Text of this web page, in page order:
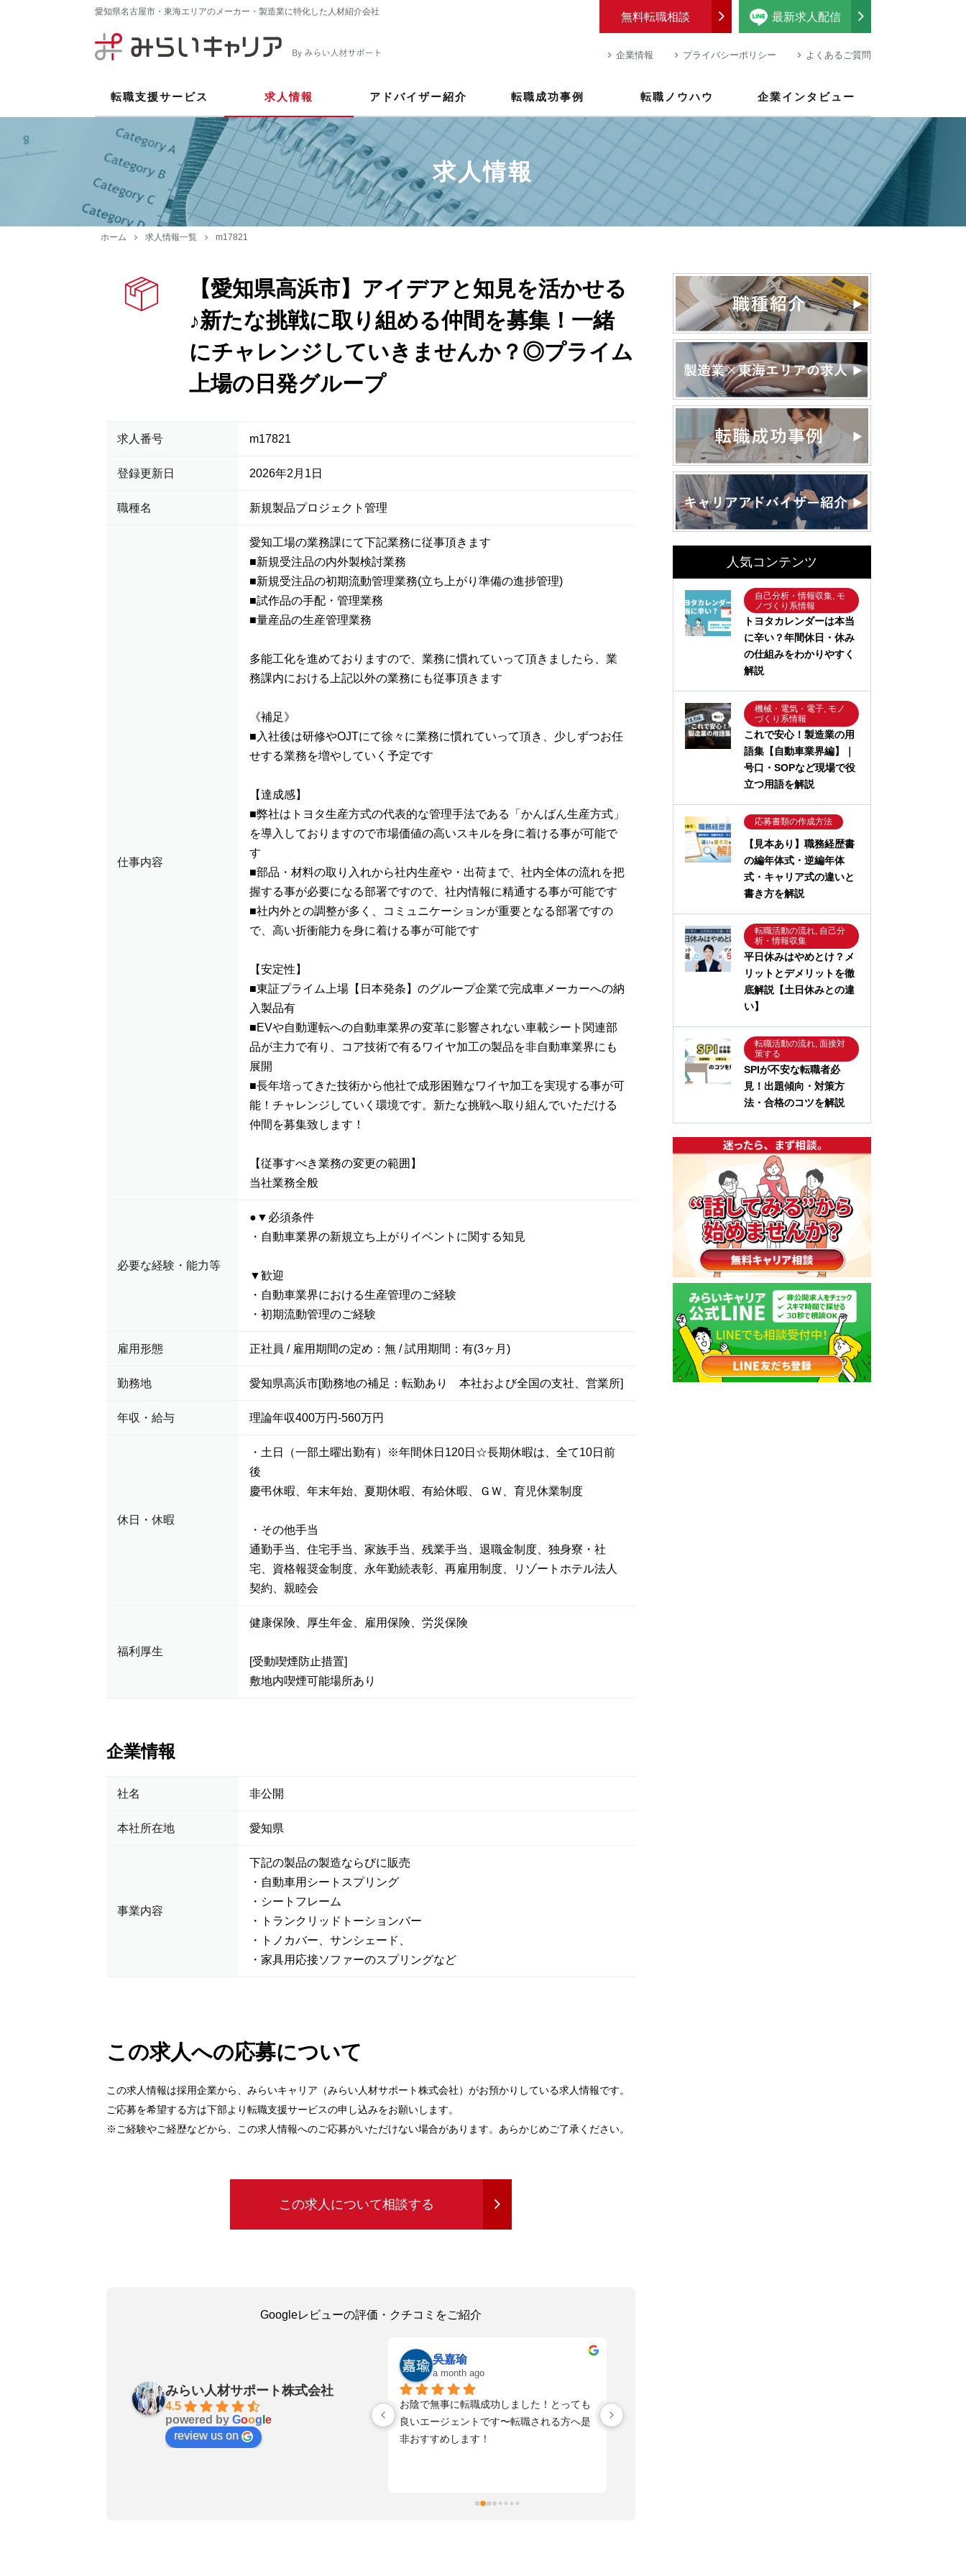
愛知県名古屋市・東海エリアのメーカー・製造業に特化した人材紹介会社 最新求人配信
無料転職相談
企業情報 プライバシーポリシー よくあるご質問
転職支援サービス 求人情報 アドバイザー紹介 転職成功事例 転職ノウハウ 企業インタビュー
求人情報
ホーム 求人情報一覧 m17821
【愛知県高浜市】アイデアと知見を活かせる
♪新たな挑戦に取り組める仲間を募集！一緒
にチャレンジしていきませんか？◎プライム
上場の日発グループ
求人番号 m17821
登録更新日 2026年2月1日
職種名 新規製品プロジェクト管理
仕事内容
愛知工場の業務課にて下記業務に従事頂きます
■新規受注品の内外製検討業務
■新規受注品の初期流動管理業務(立ち上がり準備の進捗管理)
■試作品の手配・管理業務
■量産品の生産管理業務
多能工化を進めておりますので、業務に慣れていって頂きましたら、業
務課内における上記以外の業務にも従事頂きます
《補足》
■入社後は研修やOJTにて徐々に業務に慣れていって頂き、少しずつお任
せする業務を増やしていく予定です
【達成感】
■弊社はトヨタ生産方式の代表的な管理手法である「かんばん生産方式」
を導入しておりますので市場価値の高いスキルを身に着ける事が可能で
す
■部品・材料の取り入れから社内生産や・出荷まで、社内全体の流れを把
握する事が必要になる部署ですので、社内情報に精通する事が可能です
■社内外との調整が多く、コミュニケーションが重要となる部署ですの
で、高い折衝能力を身に着ける事が可能です
【安定性】
■東証プライム上場【日本発条】のグループ企業で完成車メーカーへの納
入製品有
■EVや自動運転への自動車業界の変革に影響されない車載シート関連部
品が主力で有り、コア技術で有るワイヤ加工の製品を非自動車業界にも
展開
■長年培ってきた技術から他社で成形困難なワイヤ加工を実現する事が可
能！チャレンジしていく環境です。新たな挑戦へ取り組んでいただける
仲間を募集致します！
【従事すべき業務の変更の範囲】
当社業務全般
必要な経験・能力等
●▼必須条件
・自動車業界の新規立ち上がりイベントに関する知見
▼歓迎
・自動車業界における生産管理のご経験
・初期流動管理のご経験
雇用形態 正社員 / 雇用期間の定め：無 / 試用期間：有(3ヶ月)
勤務地 愛知県高浜市[勤務地の補足：転勤あり 本社および全国の支社、営業所]
年収・給与 理論年収400万円-560万円
休日・休暇
・土日（一部土曜出勤有）※年間休日120日☆長期休暇は、全て10日前
後
慶弔休暇、年末年始、夏期休暇、有給休暇、ＧＷ、育児休業制度
・その他手当
通勤手当、住宅手当、家族手当、残業手当、退職金制度、独身寮・社
宅、資格報奨金制度、永年勤続表彰、再雇用制度、リゾートホテル法人
契約、親睦会
福利厚生
健康保険、厚生年金、雇用保険、労災保険
[受動喫煙防止措置]
敷地内喫煙可能場所あり
企業情報
社名 非公開
本社所在地 愛知県
事業内容
下記の製品の製造ならびに販売
・自動車用シートスプリング
・シートフレーム
・トランクリッドトーションバー
・トノカバー、サンシェード、
・家具用応接ソファーのスプリングなど
この求人への応募について
この求人情報は採用企業から、みらいキャリア（みらい人材サポート株式会社）がお預かりしている求人情報です。
ご応募を希望する方は下部より転職支援サービスの申し込みをお願いします。
※ご経験やご経歴などから、この求人情報へのご応募がいただけない場合があります。あらかじめご了承ください。
この求人について相談する
Googleレビューの評価・クチコミをご紹介
みらい人材サポート株式会社
4.5
powered byGoog le
review us on
お陰で無事に転職成功しました！とっても
良いエージェントです〜転職される方へ是
非おすすめします！
ゆうた
a month ago
寄り添う形で話も、し易く
とてもスピード感もあり真摯に向き合って
頂き感謝しております。
人気コンテンツ
自己分析・情報収集, モ
ノづくり系情報
トヨタカレンダーは本当
に辛い？年間休日・休み
の仕組みをわかりやすく
解説
機械・電気・電子, モノ
づくり系情報
これで安心！製造業の用
語集【自動車業界編】｜
号口・SOPなど現場で役
立つ用語を解説
応募書類の作成方法
【見本あり】職務経歴書
の編年体式・逆編年体
式・キャリア式の違いと
書き方を解説
転職活動の流れ, 自己分
析・情報収集
平日休みはやめとけ？メ
リットとデメリットを徹
底解説【土日休みとの違
い】
転職活動の流れ, 面接対
策する
SPIが不安な転職者必
見！出題傾向・対策方
法・合格のコツを解説